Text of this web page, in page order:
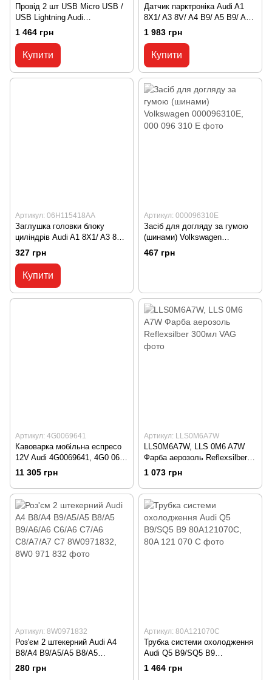
Провід 2 шт USB Micro USB /
USB Lightning Audi
8S0051435E, 8S0 051 435 E
1 464 грн
Купити
Датчик парктроніка Audi A1
8X1/ A3 8V/ A4 B9/ A5 B9/ A6
C8/ A7 C8/ Q3 F3/ Q5 B9/ Q7
4M 5Q0919297BGRU, 5Q0 919
297 BGRU
1 983 грн
Купити
Артикул: 06H115418AA
Заглушка головки блоку
циліндрів Audi A1 8X1/ A3 8V/
A4 B9/ A5 B9/ A6 C8/ A7 C8/
Q5 B9/ Q7 4M/ Q8 4M
06H115418AA, 06H 115 418 AA
327 грн
Купити
Артикул: 000096310E
Засіб для догляду за гумою
(шинами) Volkswagen
000096310E, 000 096 310 E
467 грн
Артикул: 4G0069641
Кавоварка мобільна еспресо
12V Audi 4G0069641, 4G0 069
641
11 305 грн
Артикул: LLS0M6A7W
LLS0M6A7W, LLS 0M6 A7W
Фарба аерозоль Reflexsilber
300мл VAG
1 073 грн
Артикул: 8W0971832
Роз'єм 2 штекерний Audi A4
B8/A4 B9/A5/A5 B8/A5
B9/A6/A6 C6/A6 C7/A6
C8/A7/A7 C7 8W0971832, 8W0
280 грн
Артикул: 80A121070C
Трубка системи охолодження
Audi Q5 B9/SQ5 B9
80A121070C, 80A 121 070 C
1 464 грн